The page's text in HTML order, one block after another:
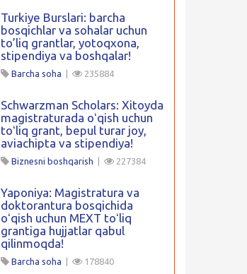
Turkiye Burslari: barcha
bosqichlar va sohalar uchun
to’liq grantlar, yotoqxona,
stipendiya va boshqalar!
Barcha soha 235884
Schwarzman Scholars: Xitoyda
magistraturada oʻqish uchun
toʻliq grant, bepul turar joy,
aviachipta va stipendiya!
Biznesni boshqarish 227384
Yaponiya: Magistratura va
doktorantura bosqichida
oʻqish uchun MEXT toʻliq
grantiga hujjatlar qabul
qilinmoqda!
Barcha soha 178840